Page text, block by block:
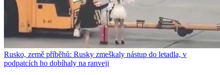
Rusko, země příběhů: Rusky zmeškaly nástup do letadla, v
podpatcích ho dobíhaly na ranveji